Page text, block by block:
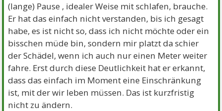
(lange) Pause , idealer Weise mit schlafen, brauche.
Er hat das einfach nicht verstanden, bis ich gesagt
habe, es ist nicht so, dass ich nicht möchte oder ein
bisschen müde bin, sondern mir platzt da schier
der Schädel, wenn ich auch nur einen Meter weiter
fahre. Erst durch diese Deutlichkeit hat er erkannt,
dass das einfach im Moment eine Einschränkung
ist, mit der wir leben müssen. Das ist kurzfristig
nicht zu ändern.